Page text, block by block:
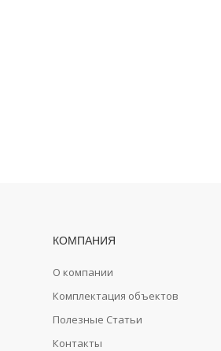
КОМПАНИЯ
О компании
Комплектация объектов
Полезные Статьи
Контакты